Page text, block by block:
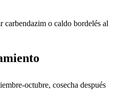
carbendazim o caldo bordelés al
octubre, cosecha después